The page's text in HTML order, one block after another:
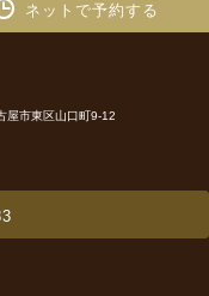
ネットで予約する
屋市東区山口町9-12